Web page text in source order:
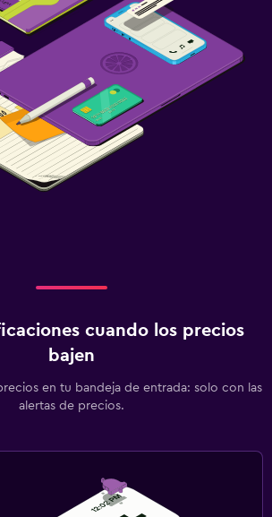
cuando los precios
bajen
en tu bandeja de entrada: solo con las
alertas de precios.